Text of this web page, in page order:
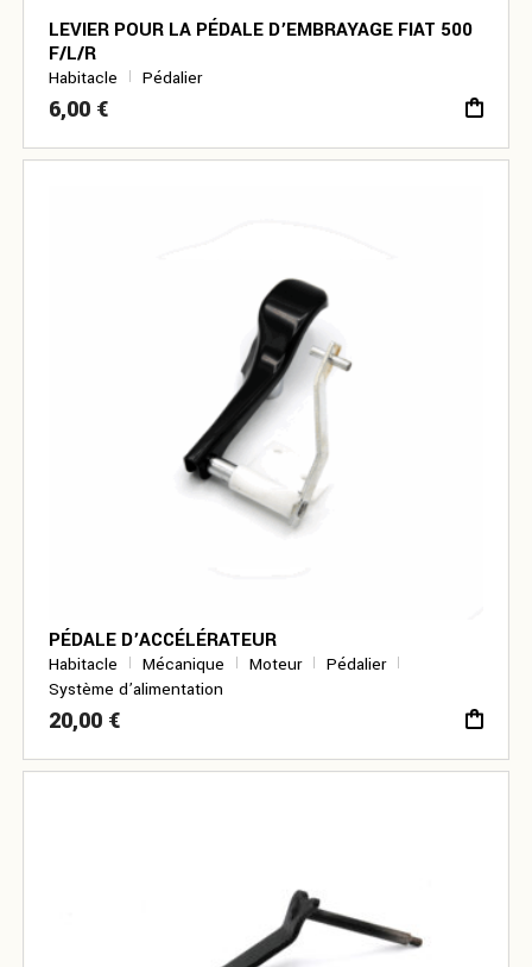
LEVIER POUR LA PÉDALE D’EMBRAYAGE FIAT 500
F/L/R
Habitacle Pédalier
6,00 €
PÉDALE D’ACCÉLÉRATEUR
Habitacle Mécanique Moteur
Pédalier
Système d’alimentation
20,00 €